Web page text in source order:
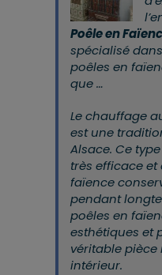
Poêle en
spécialisé
poêles en
que …
Le chauffage
est une
Alsace. Ce
très efficace
faïence
pendant
poêles en
esthétiques et
véritable
intérieur.